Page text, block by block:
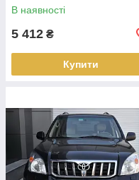
В наявності
5 412 ₴
Купити